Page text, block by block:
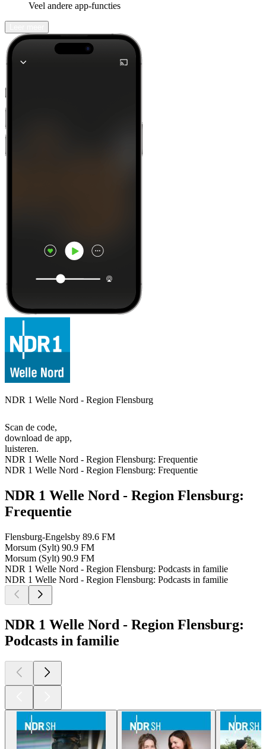
Veel andere app-functies
NDR 1 Welle Nord - Region Flensburg
Scan de code,
download de app,
luisteren.
NDR 1 Welle Nord - Region Flensburg: Frequentie
NDR 1 Welle Nord - Region Flensburg: Frequentie
NDR 1 Welle Nord - Region Flensburg:
Frequentie
Flensburg-Engelsby 89.6 FM
Morsum (Sylt) 90.9 FM
Morsum (Sylt) 90.9 FM
NDR 1 Welle Nord - Region Flensburg: Podcasts in familie
NDR 1 Welle Nord - Region Flensburg: Podcasts in familie
NDR 1 Welle Nord - Region Flensburg:
Podcasts in familie